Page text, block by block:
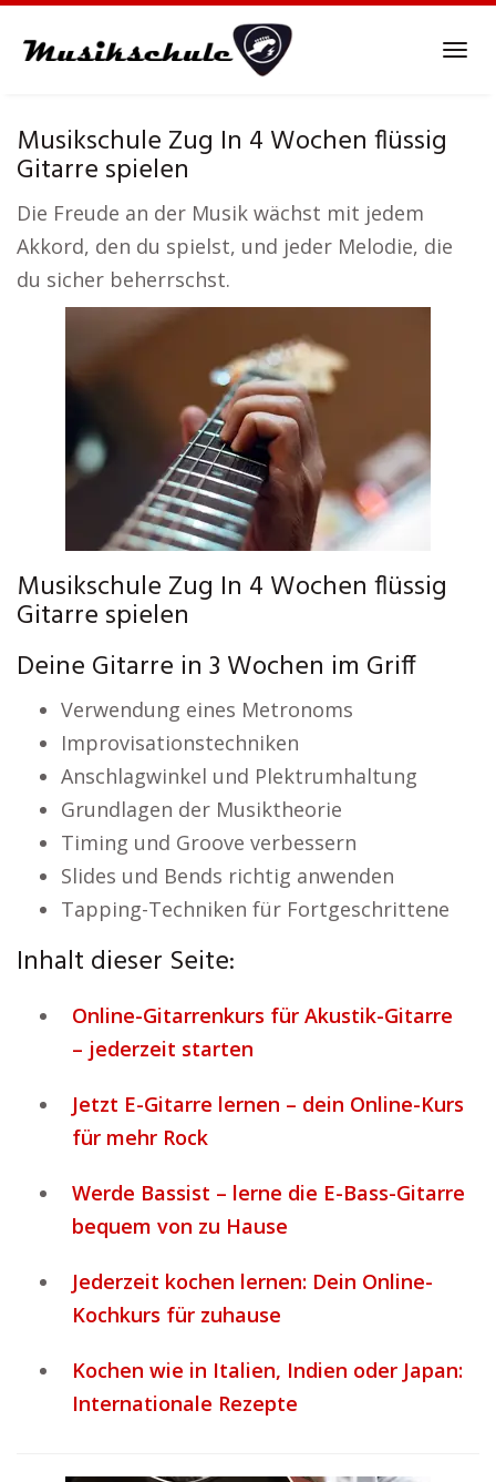
Musikschule Zug In 4 Wochen flüssig
Gitarre spielen
Die Freude an der Musik wächst mit jedem
Akkord, den du spielst, und jeder Melodie, die
du sicher beherrschst.
Musikschule Zug In 4 Wochen flüssig
Gitarre spielen
Deine Gitarre in 3 Wochen im Griff
Verwendung eines Metronoms
Improvisationstechniken
Anschlagwinkel und Plektrumhaltung
Grundlagen der Musiktheorie
Timing und Groove verbessern
Slides und Bends richtig anwenden
Tapping-Techniken für Fortgeschrittene
Inhalt dieser Seite:
Online-Gitarrenkurs für Akustik-Gitarre
– jederzeit starten
Jetzt E-Gitarre lernen – dein Online-Kurs
für mehr Rock
Werde Bassist – lerne die E-Bass-Gitarre
bequem von zu Hause
Jederzeit kochen lernen: Dein Online-
Kochkurs für zuhause
Kochen wie in Italien, Indien oder Japan:
Internationale Rezepte